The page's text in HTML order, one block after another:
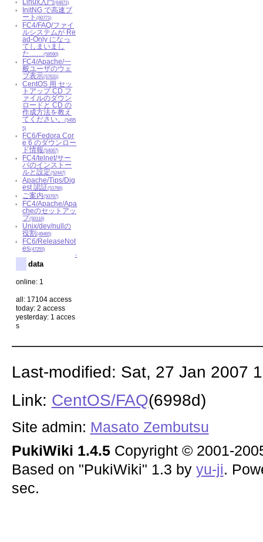
(64871)
InitNG で高速ブ
ート(60771)
FC4/FAQ/ファイ
ルシステムが Re
ad-Only になっ
てしまいまし
た……(58590)
FC4/Apache/一
般ユーザのウェ
ブ表示(57631)
CentOS 用 セッ
トアップ CD フ
ァイルのダウン
ロードと CD の
作成方法を教え
てください。(5495
5)
FC6/Fedora Cor
e 6 のダウンロー
ド情報(54067)
FC4/telnet/サー
バのインストー
ルと設定(52447)
Apache/Tips/Dig
est 認証(51766)
ご案内(50797)
FC4/Apache/Apa
cheのセットアッ
プ(50116)
Unix/dev/nullの
役割(49465)
FC6/ReleaseNot
es(47255)
↑
data
online: 1
all: 17104 access
today: 2 access
yesterday: 1 acces
s
Last-modified: Sat, 27 Jan 2007
Link: CentOS/FAQ(6998d)
Site admin: Masato Zembutsu
PukiWiki 1.4.5Copyright © 2001-
Based on "PukiWiki" 1.3 by yu-ji.
sec.